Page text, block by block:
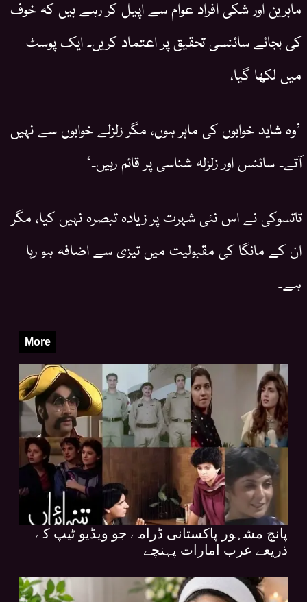
ماہرین اور شکی افراد عوام سے اپیل کر رہے ہیں کہ خوف
کی بجائے سائنسی تحقیق پر اعتماد کریں۔ ایک پوسٹ
میں لکھا گیا،
’وہ شاید خوابوں کی ماہر ہوں، مگر زلزلے خوابوں سے نہیں
آتے۔ سائنس اور زلزلہ شناسی پر قائم رہیں۔‘
تاتسوکی نے اس نئی شہرت پر زیادہ تبصرہ نہیں کیا، مگر
ان کے مانگا کی مقبولیت میں تیزی سے اضافہ ہو رہا
ہے۔
More
پانچ مشہور پاکستانی ڈرامے جو ویڈیو ٹیپ کے
ذریعے عرب امارات پہنچے